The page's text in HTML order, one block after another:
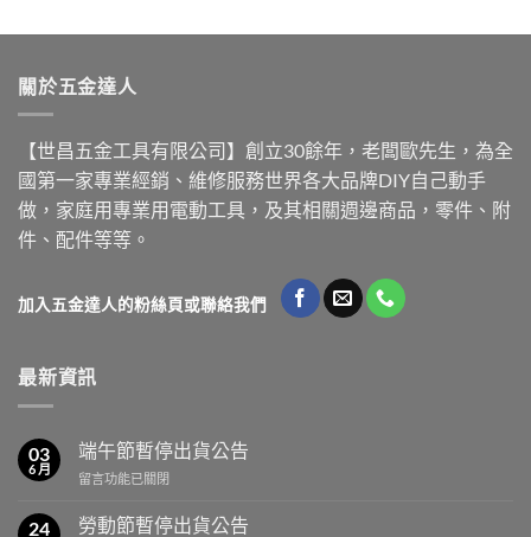
關於五金達人
【世昌五金工具有限公司】創立30餘年，老闆歐先生，為全
國第一家專業經銷、維修服務世界各大品牌DIY自己動手
做，家庭用專業用電動工具，及其相關週邊商品，零件、附
件、配件等等。
加入五金達人的粉絲頁或聯絡我們
最新資訊
03
6 月
端午節暫停出貨公告
在
午
留言功能已關閉
24 勞動節暫停出貨公告